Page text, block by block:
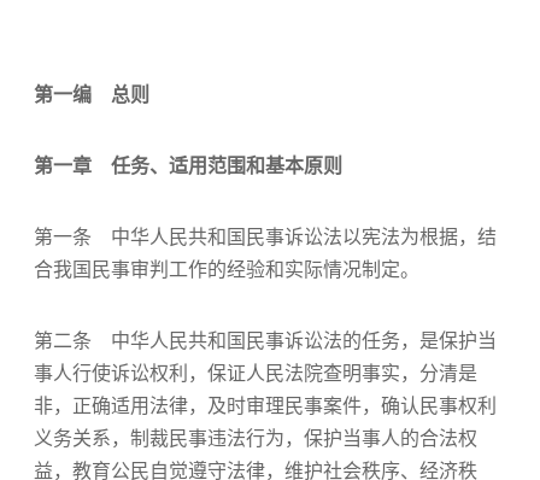
第一编 总则
第一章 任务、适用范围和基本原则
第一条 中华人民共和国民事诉讼法以宪法为根据，结
合我国民事审判工作的经验和实际情况制定。
第二条 中华人民共和国民事诉讼法的任务，是保护当
事人行使诉讼权利，保证人民法院查明事实，分清是
非，正确适用法律，及时审理民事案件，确认民事权利
义务关系，制裁民事违法行为，保护当事人的合法权
益，教育公民自觉遵守法律，维护社会秩序、经济秩